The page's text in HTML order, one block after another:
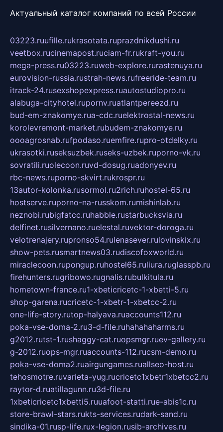
Актуальный каталог компаний по всей России
03223.ruufille.rukrasotata.ruprazdnikdushi.ru
veetbox.rucinemapost.ruciam-fr.rukraft-you.ru
mega-press.ru03223.ruweb-explore.rurastenuya.ru
eurovision-russia.rustrah-news.rufreeride-team.ru
itrack-24.rusexshopexpress.ruautostudiopro.ru
alabuga-cityhotel.rupornv.ruatlantpereezd.ru
bud-em-znakomye.rua-cdc.ruelektrostal-news.ru
korolevremont-market.rubudem-znakomye.ru
oooagrosnab.rufpodaso.ruemfire.rupro-otdelky.ru
ukrasotki.ruseksuzbek.ruseks-uzbek.ruporno-vk.ru
sovratili.ruolecoon.ruvd-dosug.ruadonyev.ru
rbc-news.ruporno-skvirt.rukrospr.ru
13autor-kolonka.rusormol.ru2rich.ruhostel-65.ru
hostserve.ruporno-na-russkom.rumishinlab.ru
neznobi.rubigfatcc.ruhabble.rustarbucksvia.ru
delfinet.rusilvernano.ruelestal.ruvektor-doroga.ru
velotrenajery.rupronso54.rulenasever.rulovinskix.ru
show-pets.rusmartnews03.rudiscofoxworld.ru
miraclecoon.rupongup.ruhostel65.ruliura.ruglasspb.ru
firehunters.rugribowo.rugnalis.rubulkitula.ru
hometown-france.ru1-xbeticricetc-1-xbetti-5.ru
shop-garena.rucricetc-1-xbetr-1-xbetcc-2.ru
one-life-story.rutop-halyava.ruaccounts112.ru
poka-vse-doma-2.ru3-d-file.ruhahahaharms.ru
g2012.rutst-1.rushaggy-cat.ruopsmgr.ruev-gallery.ru
g-2012.ruops-mgr.ruaccounts-112.rucsm-demo.ru
poka-vse-doma2.ruairgungames.ruallseo-host.ru
tehosmotre.ruvarieta-yug.rucricetc1xbetr1xbetcc2.ru
raytor-d.ruatillagunn.ru3d-file.ru
1xbeticricetc1xbetti5.ruuafoot-statti.rue-abis1c.ru
store-brawl-stars.rukts-services.rudark-sand.ru
sindika-01.rusp-life.rux-legion.rusib-archives.ru